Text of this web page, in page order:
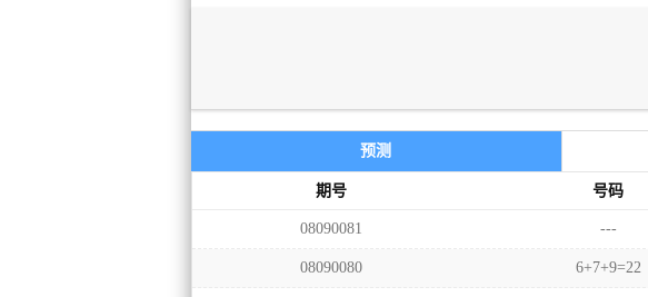
预测
期号 号码
08090081 ---
08090080 6+7+9=22